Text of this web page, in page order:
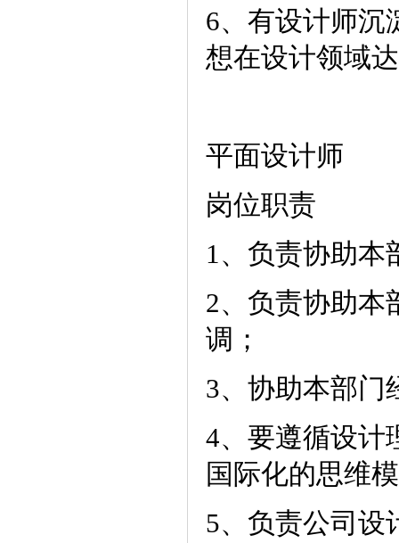
6、有设计师沉
想在设计领域
平面设计师
岗位职责
1、负责协助本
2、负责协助本
调；
3、协助本部门
4、要遵循设计
国际化的思维
5、负责公司设